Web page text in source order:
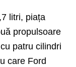
litri, piața
propulsoare
patru cilindri
care Ford